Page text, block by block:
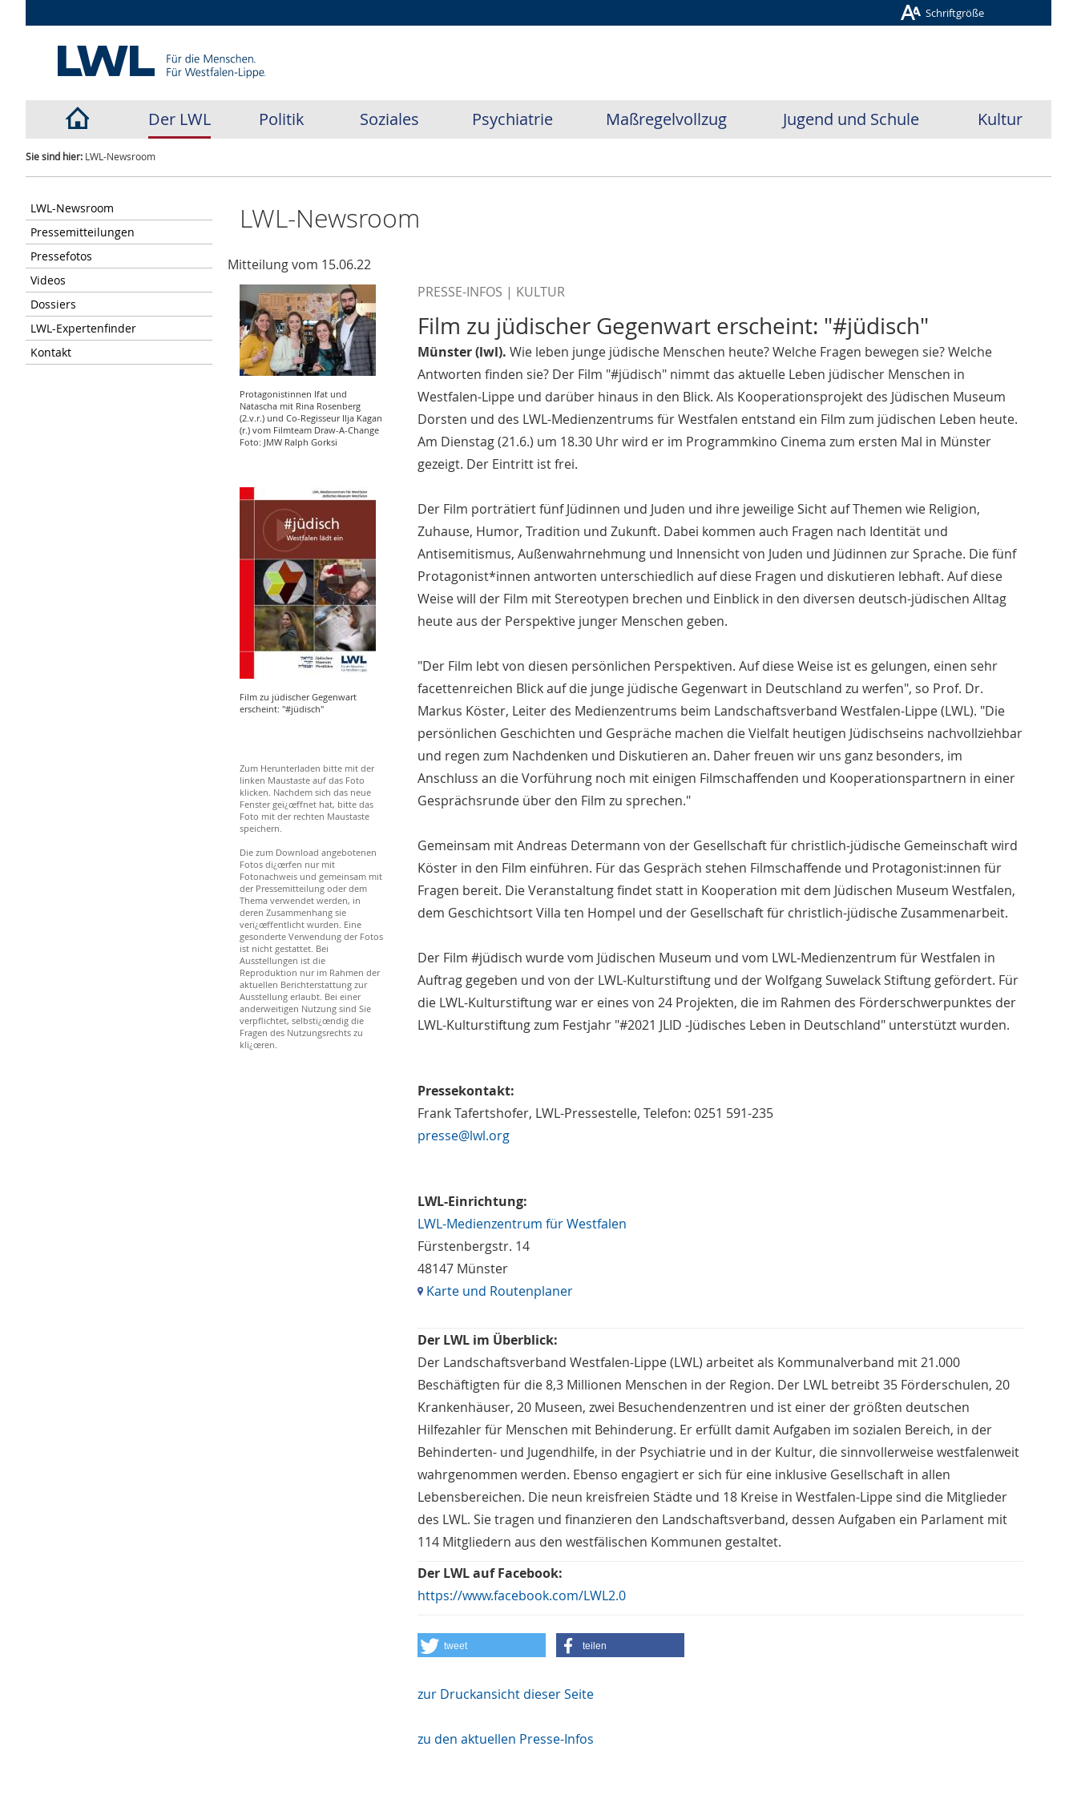
Schriftgröße
Der LWL Politik Soziales Psychiatrie Maßregelvollzug Jugend und Schule Kultur
Sie sind hier: LWL-Newsroom
LWL-Newsroom
Pressemitteilungen
Pressefotos
Videos
Dossiers
LWL-Expertenfinder
Kontakt
LWL-Newsroom
Mitteilung vom 15.06.22
Protagonistinnen Ifat und
Natascha mit Rina Rosenberg
(2.v.r.) und Co-Regisseur Ilja Kagan
(r.) vom Filmteam Draw-A-Change
Foto: JMW Ralph Gorksi
Film zu jüdischer Gegenwart
erscheint: "#jüdisch"
Zum Herunterladen bitte mit der
linken Maustaste auf das Foto
klicken. Nachdem sich das neue
Fenster geï¿œffnet hat, bitte das
Foto mit der rechten Maustaste
speichern.
Die zum Download angebotenen
Fotos dï¿œrfen nur mit
Fotonachweis und gemeinsam mit
der Pressemitteilung oder dem
Thema verwendet werden, in
deren Zusammenhang sie
verï¿œffentlicht wurden. Eine
gesonderte Verwendung der Fotos
ist nicht gestattet. Bei
Ausstellungen ist die
Reproduktion nur im Rahmen der
aktuellen Berichterstattung zur
Ausstellung erlaubt. Bei einer
anderweitigen Nutzung sind Sie
verpflichtet, selbstï¿œndig die
Fragen des Nutzungsrechts zu
klï¿œren.
PRESSE-INFOS | KULTUR
Film zu jüdischer Gegenwart erscheint: "#jüdisch"
Münster (lwl). Wie leben junge jüdische Menschen heute? Welche Fragen bewegen sie? Welche
Antworten finden sie? Der Film "#jüdisch" nimmt das aktuelle Leben jüdischer Menschen in
Westfalen-Lippe und darüber hinaus in den Blick. Als Kooperationsprojekt des Jüdischen Museum
Dorsten und des LWL-Medienzentrums für Westfalen entstand ein Film zum jüdischen Leben heute.
Am Dienstag (21.6.) um 18.30 Uhr wird er im Programmkino Cinema zum ersten Mal in Münster
gezeigt. Der Eintritt ist frei.
Der Film porträtiert fünf Jüdinnen und Juden und ihre jeweilige Sicht auf Themen wie Religion,
Zuhause, Humor, Tradition und Zukunft. Dabei kommen auch Fragen nach Identität und
Antisemitismus, Außenwahrnehmung und Innensicht von Juden und Jüdinnen zur Sprache. Die fünf
Protagonist*innen antworten unterschiedlich auf diese Fragen und diskutieren lebhaft. Auf diese
Weise will der Film mit Stereotypen brechen und Einblick in den diversen deutsch-jüdischen Alltag
heute aus der Perspektive junger Menschen geben.
"Der Film lebt von diesen persönlichen Perspektiven. Auf diese Weise ist es gelungen, einen sehr
facettenreichen Blick auf die junge jüdische Gegenwart in Deutschland zu werfen", so Prof. Dr.
Markus Köster, Leiter des Medienzentrums beim Landschaftsverband Westfalen-Lippe (LWL). "Die
persönlichen Geschichten und Gespräche machen die Vielfalt heutigen Jüdischseins nachvollziehbar
und regen zum Nachdenken und Diskutieren an. Daher freuen wir uns ganz besonders, im
Anschluss an die Vorführung noch mit einigen Filmschaffenden und Kooperationspartnern in einer
Gesprächsrunde über den Film zu sprechen."
Gemeinsam mit Andreas Determann von der Gesellschaft für christlich-jüdische Gemeinschaft wird
Köster in den Film einführen. Für das Gespräch stehen Filmschaffende und Protagonist:innen für
Fragen bereit. Die Veranstaltung findet statt in Kooperation mit dem Jüdischen Museum Westfalen,
dem Geschichtsort Villa ten Hompel und der Gesellschaft für christlich-jüdische Zusammenarbeit.
Der Film #jüdisch wurde vom Jüdischen Museum und vom LWL-Medienzentrum für Westfalen in
Auftrag gegeben und von der LWL-Kulturstiftung und der Wolfgang Suwelack Stiftung gefördert. Für
die LWL-Kulturstiftung war er eines von 24 Projekten, die im Rahmen des Förderschwerpunktes der
LWL-Kulturstiftung zum Festjahr "#2021 JLID -Jüdisches Leben in Deutschland" unterstützt wurden.
Pressekontakt:
Frank Tafertshofer, LWL-Pressestelle, Telefon: 0251 591-235
presse@lwl.org
LWL-Einrichtung:
LWL-Medienzentrum für Westfalen
Fürstenbergstr. 14
48147 Münster
Karte und Routenplaner
Der LWL im Überblick:
Der Landschaftsverband Westfalen-Lippe (LWL) arbeitet als Kommunalverband mit 21.000
Beschäftigten für die 8,3 Millionen Menschen in der Region. Der LWL betreibt 35 Förderschulen, 20
Krankenhäuser, 20 Museen, zwei Besuchendenzentren und ist einer der größten deutschen
Hilfezahler für Menschen mit Behinderung. Er erfüllt damit Aufgaben im sozialen Bereich, in der
Behinderten- und Jugendhilfe, in der Psychiatrie und in der Kultur, die sinnvollerweise westfalenweit
wahrgenommen werden. Ebenso engagiert er sich für eine inklusive Gesellschaft in allen
Lebensbereichen. Die neun kreisfreien Städte und 18 Kreise in Westfalen-Lippe sind die Mitglieder
des LWL. Sie tragen und finanzieren den Landschaftsverband, dessen Aufgaben ein Parlament mit
114 Mitgliedern aus den westfälischen Kommunen gestaltet.
Der LWL auf Facebook:
https://www.facebook.com/LWL2.0
tweet teilen
zur Druckansicht dieser Seite
zu den aktuellen Presse-Infos